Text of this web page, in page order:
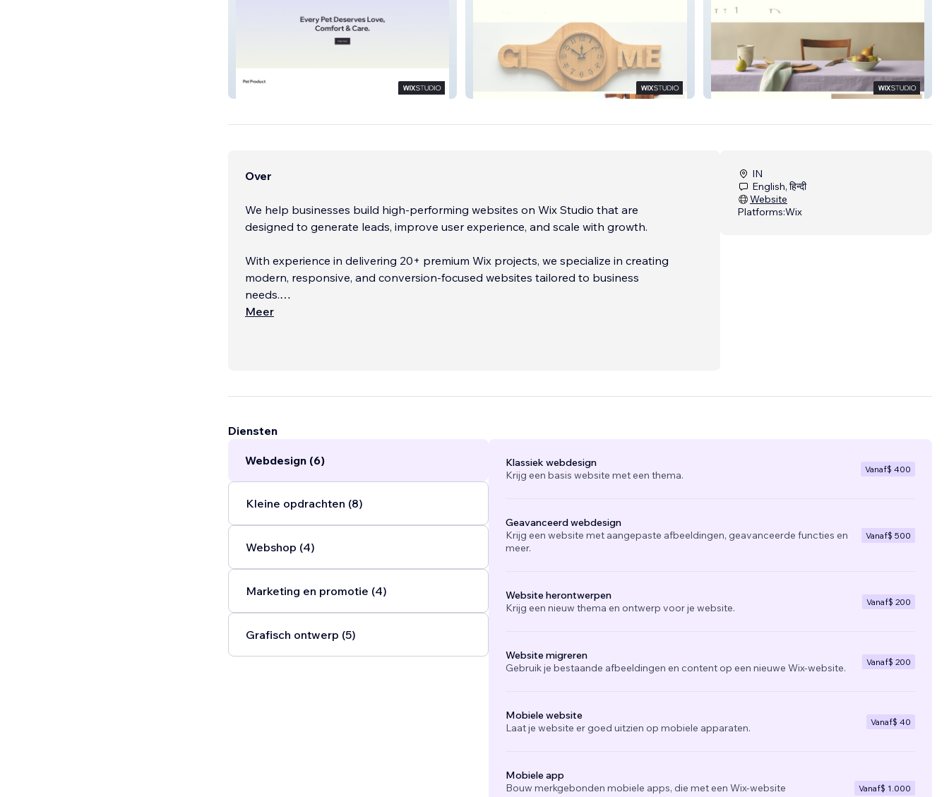
Urban Decoration Hub
Over
We help businesses build high-performing websites on Wix Studio that are
designed to generate leads, improve user experience, and scale with growth.
With experience in delivering 20+ premium Wix projects, we specialize in creating
modern, responsive, and conversion-focused websites tailored to business
needs.
Meer
IN
English, हिन्दी
Website
Platforms:Wix
Diensten
Webdesign (6)
Kleine opdrachten (8)
Webshop (4)
Marketing en promotie (4)
Grafisch ontwerp (5)
Klassiek webdesign
Krijg een basis website met een thema.
Vanaf$ 400
Geavanceerd webdesign
Krijg een website met aangepaste afbeeldingen, geavanceerde functies en
meer.
Vanaf$ 500
Website herontwerpen
Krijg een nieuw thema en ontwerp voor je website.
Vanaf$ 200
Website migreren
Gebruik je bestaande afbeeldingen en content op een nieuwe Wix-website.
Vanaf$ 200
Mobiele website
Laat je website er goed uitzien op mobiele apparaten.
Vanaf$ 40
Mobiele app
Bouw merkgebonden mobiele apps, die met een Wix-website
Vanaf$ 1.000